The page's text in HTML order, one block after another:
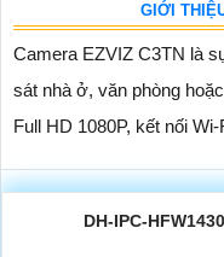
GIỚI
Camera EZVIZ C3TN là
sát nhà ở, văn phòng
Full HD 1080P, kết nối
DH-IPC-